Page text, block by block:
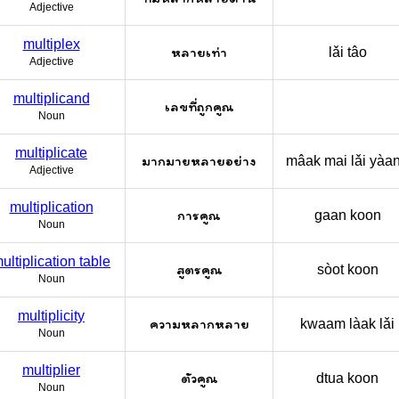
Adjective
multiplex
Adjective
หลายเท่า lǎi tâo
multiplicand
Noun
เลขที่ถูกคูณ
multiplicate
Adjective
มากมายหลายอย่าง mâak mai lǎi
multiplication
Noun
การคูณ gaan koon
table
Noun
สูตรคูณ sòot koon
multiplicity
Noun
ความหลากหลาย kwaam làak lǎi
multiplier
Noun
ตัวคูณ dtua koon